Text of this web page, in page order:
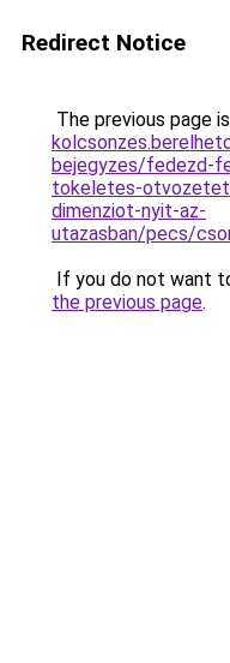
Redirect Notice
The previous page
bejegyzes/fedezd-
tokeletes-
dimenziot-nyit-az-
utazasban/pecs/
If you do not want
the previous page.